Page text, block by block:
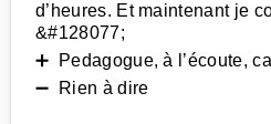
d’heures. Et maintenant je
&#128077;
➕ Pedagogue, à l’écoute,
➖ Rien à dire